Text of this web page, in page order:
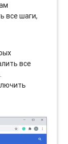
все шаги,
все